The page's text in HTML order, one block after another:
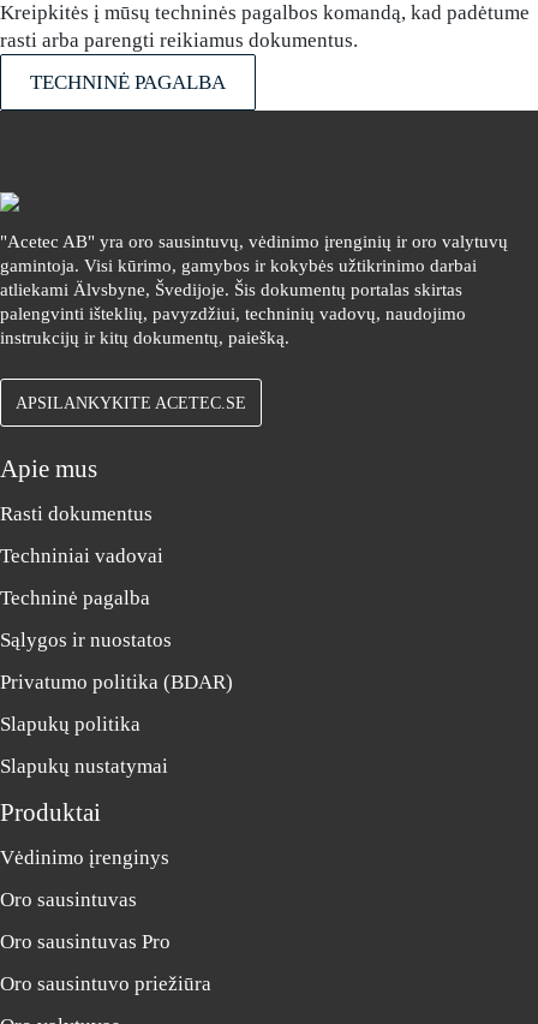
Kreipkitės į mūsų techninės pagalbos komandą, kad padėtume
rasti arba parengti reikiamus dokumentus.
TECHNINĖ PAGALBA
"Acetec AB" yra oro sausintuvų, vėdinimo įrenginių ir oro valytuvų
gamintoja. Visi kūrimo, gamybos ir kokybės užtikrinimo darbai
atliekami Älvsbyne, Švedijoje. Šis dokumentų portalas skirtas
palengvinti išteklių, pavyzdžiui, techninių vadovų, naudojimo
instrukcijų ir kitų dokumentų, paiešką.
APSILANKYKITE ACETEC.SE
Apie mus
Rasti dokumentus
Techniniai vadovai
Techninė pagalba
Sąlygos ir nuostatos
Privatumo politika (BDAR)
Slapukų politika
Slapukų nustatymai
Produktai
Vėdinimo įrenginys
Oro sausintuvas
Oro sausintuvas Pro
Oro sausintuvo priežiūra